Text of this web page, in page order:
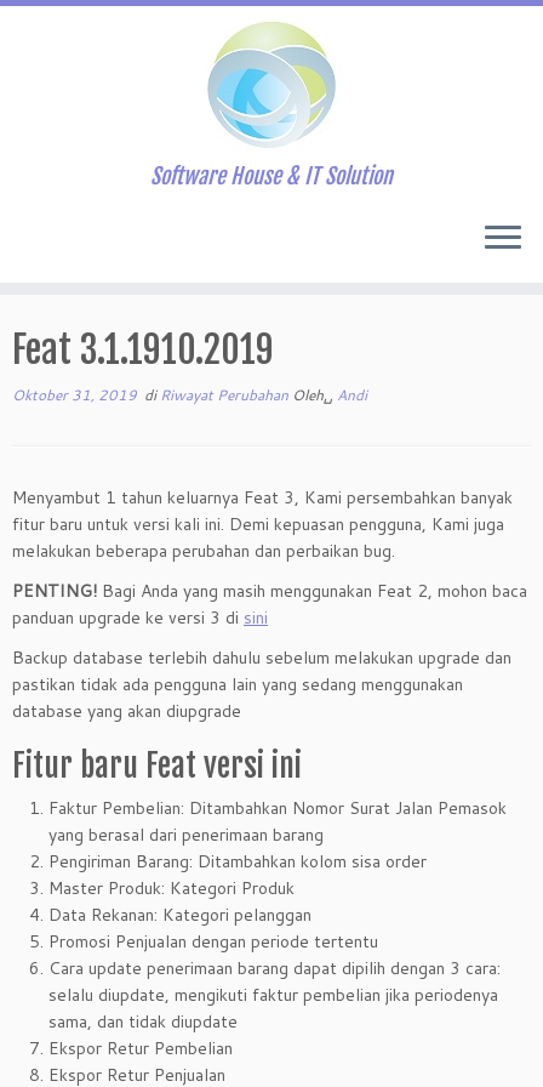
to
content
Software House & IT Solution
Feat 3.1.1910.2019
Oktober 31, 2019 di Riwayat Perubahan Oleh␣ Andi
Menyambut 1 tahun keluarnya Feat 3, Kami persembahkan banyak
fitur baru untuk versi kali ini. Demi kepuasan pengguna, Kami juga
melakukan beberapa perubahan dan perbaikan bug.
PENTING! Bagi Anda yang masih menggunakan Feat 2, mohon baca
panduan upgrade ke versi 3 di sini
Backup database terlebih dahulu sebelum melakukan upgrade dan
pastikan tidak ada pengguna lain yang sedang menggunakan
database yang akan diupgrade
Fitur baru Feat versi ini
Faktur Pembelian: Ditambahkan Nomor Surat Jalan Pemasok
yang berasal dari penerimaan barang
Pengiriman Barang: Ditambahkan kolom sisa order
Master Produk: Kategori Produk
Data Rekanan: Kategori pelanggan
Promosi Penjualan dengan periode tertentu
Cara update penerimaan barang dapat dipilih dengan 3 cara:
selalu diupdate, mengikuti faktur pembelian jika periodenya
sama, dan tidak diupdate
Ekspor Retur Pembelian
Ekspor Retur Penjualan